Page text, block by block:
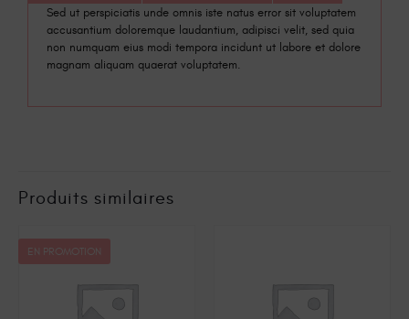
Sed ut perspiciatis unde omnis iste natus error sit voluptatem
accusantium doloremque laudantium, adipisci velit, sed quia
non numquam eius modi tempora incidunt ut labore et dolore
magnam aliquam quaerat voluptatem.
Produits similaires
EN PROMOTION